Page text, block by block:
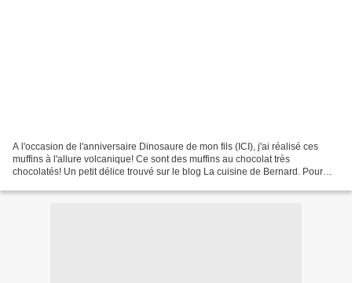
A l'occasion de l'anniversaire Dinosaure de mon fils (ICI), j'ai réalisé ces
muffins à l'allure volcanique! Ce sont des muffins au chocolat très
chocolatés! Un petit délice trouvé sur le blog La cuisine de Bernard. Pour